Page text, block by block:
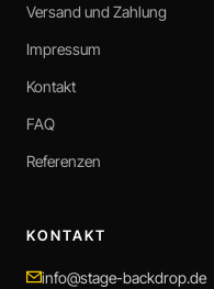
Versand und Zahlung
Impressum
Kontakt
FAQ
Referenzen
KONTAKT
info@stage-backdrop.de